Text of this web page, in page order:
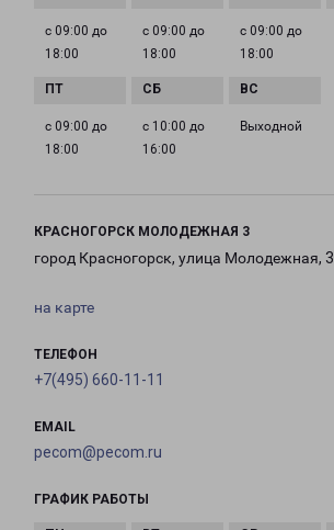
с 09:00 до
18:00
с 09:00 до
18:00
с 09:00 до
18:00
с 09:00 до
18:00
с 10:00 до
16:00
Выходной
КРАСНОГОРСК МОЛОДЕЖНАЯ 3
город Красногорск, улица Молодежная, 3
на карте
ТЕЛЕФОН
+7(495) 660-11-11
EMAIL
pecom@pecom.ru
ГРАФИК РАБОТЫ